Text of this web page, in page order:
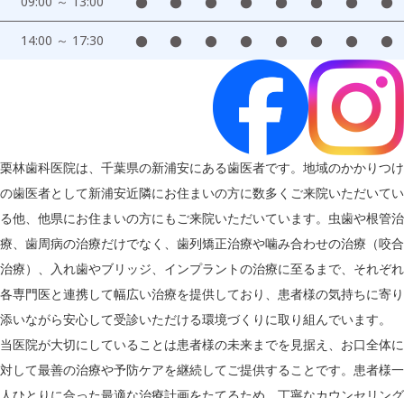
14:00 ～ 17:30 ● ● ● ● ● ● ● ●
栗林歯科医院は、千葉県の新浦安にある歯医者です。地域のかかりつけ
の歯医者として新浦安近隣にお住まいの方に数多くご来院いただいてい
る他、他県にお住まいの方にもご来院いただいています。虫歯や根管治
療、歯周病の治療だけでなく、歯列矯正治療や噛み合わせの治療（咬合
治療）、入れ歯やブリッジ、インプラントの治療に至るまで、それぞれ
各専門医と連携して幅広い治療を提供しており、患者様の気持ちに寄り
添いながら安心して受診いただける環境づくりに取り組んでいます。
当医院が大切にしていることは患者様の未来までを見据え、お口全体に
対して最善の治療や予防ケアを継続してご提供することです。患者様一